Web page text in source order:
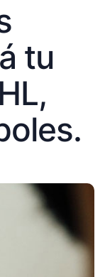
tu